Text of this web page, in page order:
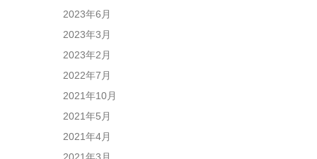
2023年6月
2023年3月
2023年2月
2022年7月
2021年10月
2021年5月
2021年4月